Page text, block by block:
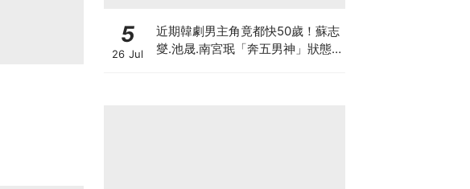
5
26 Jul
近期韓劇男主角竟都快50歲！蘇志
燮.池晟.南宮珉「奔五男神」狀態